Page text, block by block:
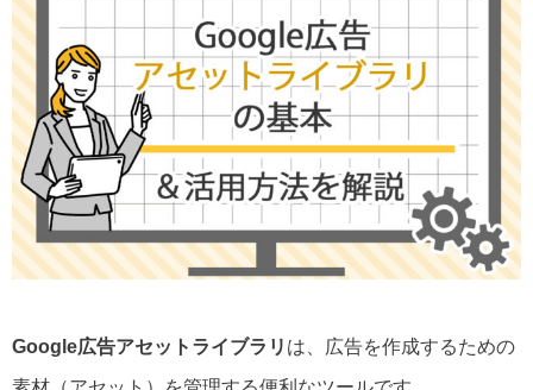
Google広告アセットライブラリ は、広告を作成するための